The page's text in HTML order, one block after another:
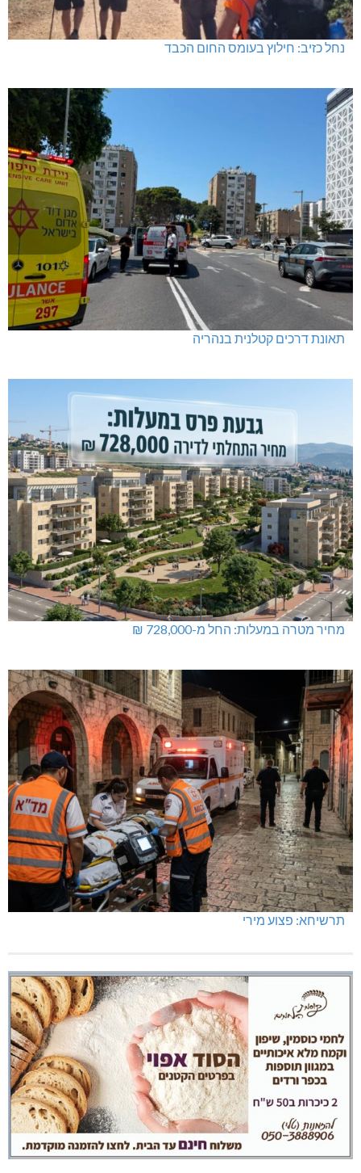
נחל כזיב: חילוץ בעומס החום הכבד
תאונת דרכים קטלנית בנהריה
מחיר מטרה במעלות: החל מ-728,000 ₪
תרשיחא: פצוע מירי